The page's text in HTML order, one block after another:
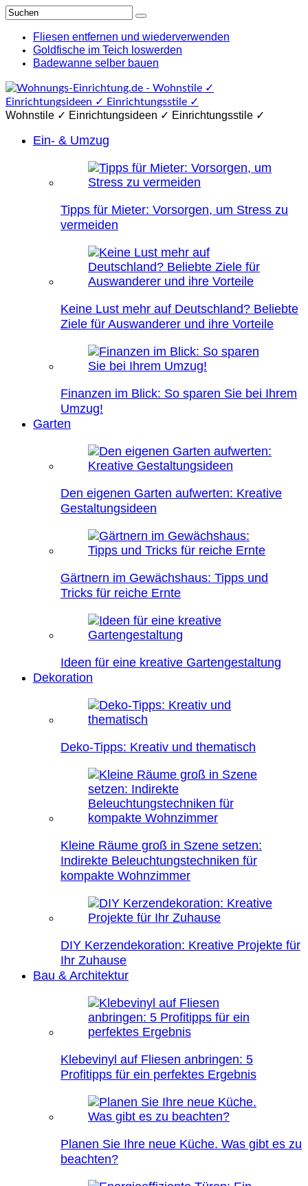
Fliesen entfernen und wiederverwenden
Goldfische im Teich loswerden
Badewanne selber bauen
Wohnstile ✓ Einrichtungsideen ✓ Einrichtungsstile ✓
Ein- & Umzug
Tipps für Mieter: Vorsorgen, um Stress zu
vermeiden
Keine Lust mehr auf Deutschland? Beliebte
Ziele für Auswanderer und ihre Vorteile
Finanzen im Blick: So sparen Sie bei Ihrem
Umzug!
Garten
Den eigenen Garten aufwerten: Kreative
Gestaltungsideen
Gärtnern im Gewächshaus: Tipps und
Tricks für reiche Ernte
Ideen für eine kreative Gartengestaltung
Dekoration
Deko-Tipps: Kreativ und thematisch
Kleine Räume groß in Szene setzen:
Indirekte Beleuchtungstechniken für
kompakte Wohnzimmer
DIY Kerzendekoration: Kreative Projekte für
Ihr Zuhause
Bau & Architektur
Klebevinyl auf Fliesen anbringen: 5
Profitipps für ein perfektes Ergebnis
Planen Sie Ihre neue Küche. Was gibt es zu
beachten?